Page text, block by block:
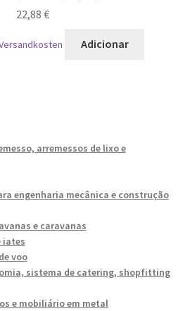
22,88 €
Adicionar
arremessos de lixo e
engenharia mecânica e construção
e caravanas
iates
voo
sistema de catering, shopfitting
e mobiliário em metal